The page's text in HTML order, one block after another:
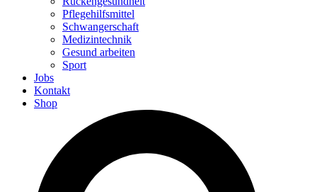
Pflegehilfsmittel
Schwangerschaft
Medizintechnik
Gesund arbeiten
Sport
Jobs
Kontakt
Shop